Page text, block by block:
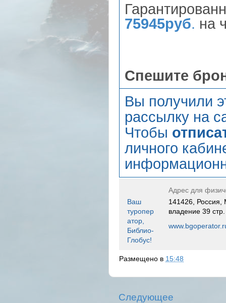
75945руб. на
Спешите
Вы получили
рассылку на
Чтобы
личного
Адрес для
Ваш
туропер
атор,
Библио-
Глобус!
141426, Россия,
владение 39
Размещено в 15:48
Следующее